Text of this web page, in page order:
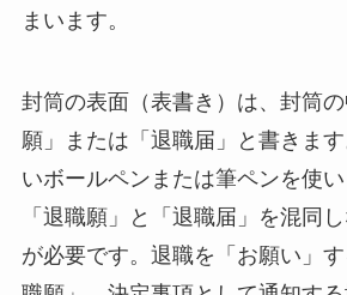
まいます。
封筒の表面（表書き）は、封筒
願」または「退職届」と書きま
いボールペンまたは筆ペンを使
「退職願」と「退職届」を混同
が必要です。退職を「お願い」